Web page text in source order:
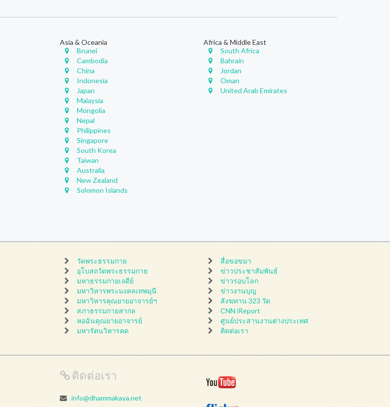
Asia & Oceania
Brunei
Cambodia
China
Indonesia
Japan
Malaysia
Mongolia
Nepal
Philippines
Singapore
South Korea
Taiwan
Australia
New Zealand
Solomon Islands
Africa & Middle East
South Africa
Bahrain
Jordan
Oman
United Arab Emirates
วัดพระธรรมกาย
อุโบสถวัดพระธรรมกาย
มหาธรรมกายเจดีย์
มหาวิหารพระมงคลเทพมุนี
มหาวิหารคุณยายอาจารย์ฯ
สภาธรรมกายสากล
หอฉันคุณยายอาจารย์
มหารัตนวิหารคด
สื่อขอขมา
ข่าวประชาสัมพันธ์
ข่าวรอบโลก
ข่าวงานบุญ
สังฆทาน 323 วัด
CNN iReport
ศูนย์ประสานงานต่างประเทศ
ติดต่อเรา
ติดต่อเรา
info@dhammakaya.net